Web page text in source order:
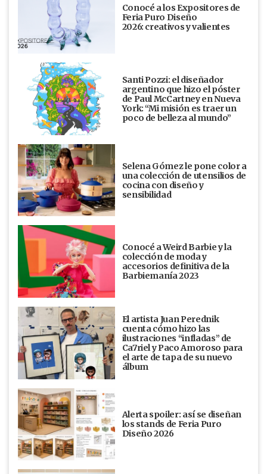
Conocé a los Expositores de
Feria Puro Diseño
2026: creativos y valientes
Santi Pozzi: el diseñador
argentino que hizo el póster
de Paul McCartney en Nueva
York: “Mi misión es traer un
poco de belleza al mundo”
Selena Gómez le pone color a
una colección de utensilios de
cocina con diseño y
sensibilidad
Conocé a Weird Barbie y la
colección de moda y
accesorios definitiva de la
Barbiemanía 2023
El artista Juan Perednik
cuenta cómo hizo las
ilustraciones “infladas” de
Ca7riel y Paco Amoroso para
el arte de tapa de su nuevo
álbum
Alerta spoiler: así se diseñan
los stands de Feria Puro
Diseño 2026